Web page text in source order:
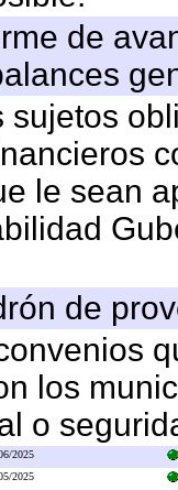
de
sujetos
le sean
de
los
o
2025
2025